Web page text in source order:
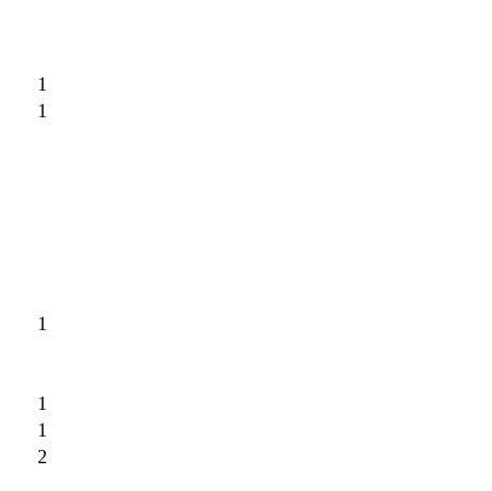
1
1
1
1
1
2